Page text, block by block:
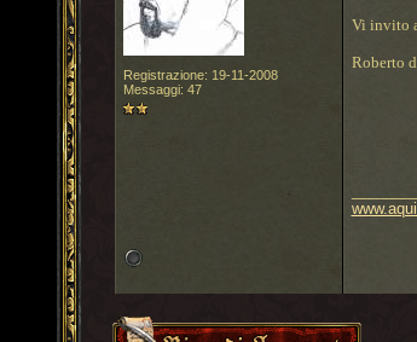
Registrazione: 19-11-2008
Messaggi: 47
Vi invito
Roberto